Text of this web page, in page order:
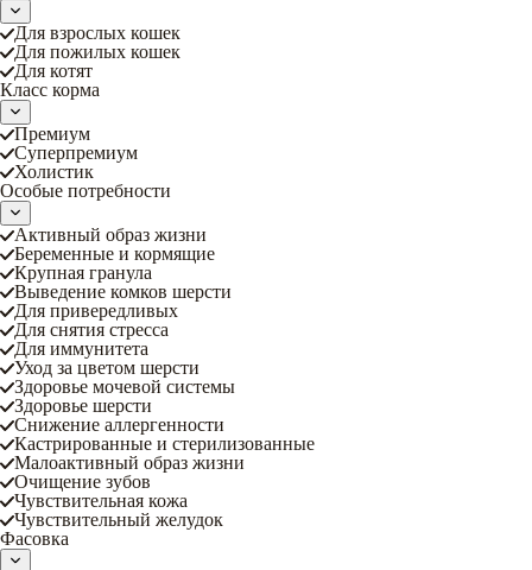
Для взрослых кошек
Для пожилых кошек
Для котят
Класс корма
Премиум
Суперпремиум
Холистик
Особые потребности
Активный образ жизни
Беременные и кормящие
Крупная гранула
Выведение комков шерсти
Для привередливых
Для снятия стресса
Для иммунитета
Уход за цветом шерсти
Здоровье мочевой системы
Здоровье шерсти
Снижение аллергенности
Кастрированные и стерилизованные
Малоактивный образ жизни
Очищение зубов
Чувствительная кожа
Чувствительный желудок
Фасовка